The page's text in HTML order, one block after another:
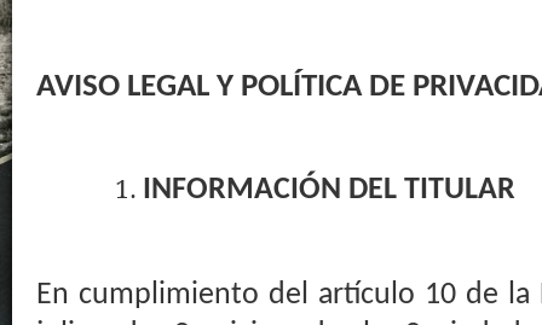
AVISO LEGAL Y POLÍTICA DE
INFORMACIÓN DEL TITULAR
En cumplimiento del artículo 10 de la